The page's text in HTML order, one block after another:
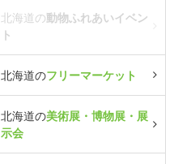
北海道の動物ふれあいイベン
ト
北海道のフリーマーケット
北海道の美術展・博物展・展
示会